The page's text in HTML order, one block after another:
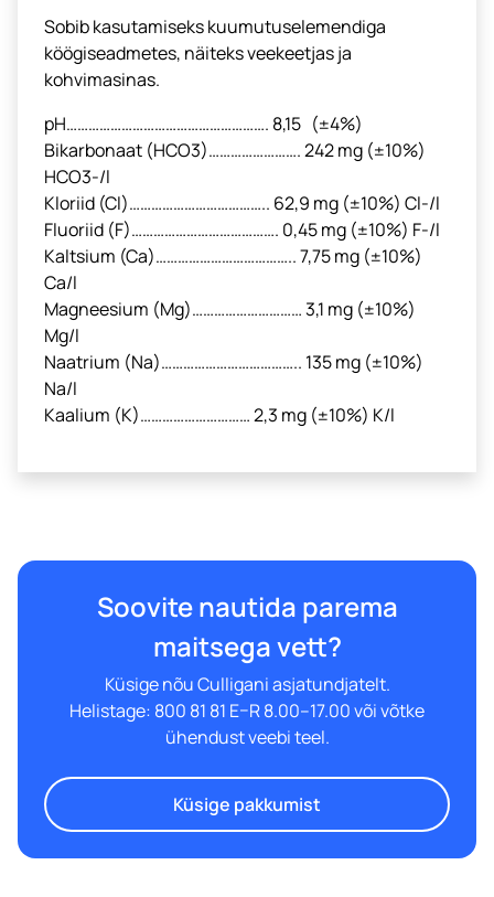
Sobib kasutamiseks kuumutuselemendiga
köögiseadmetes, näiteks veekeetjas ja
kohvimasinas.
pH………………………………………………. 8,15 (±4%)
Bikarbonaat (HCO3)……………………. 242 mg (±10%)
HCO3-/l
Kloriid (Cl)……………………………….. 62,9 mg (±10%) Cl-/l
Fluoriid (F)…………………………………. 0,45 mg (±10%) F-/l
Kaltsium (Ca)……………………………….. 7,75 mg (±10%)
Ca/l
Magneesium (Mg)………………………… 3,1 mg (±10%)
Mg/l
Naatrium (Na)……………………………….. 135 mg (±10%)
Na/l
Kaalium (K)………………………… 2,3 mg (±10%) K/l
Soovite nautida parema
maitsega vett?
Küsige nõu Culligani asjatundjatelt.
Helistage: 800 81 81 E–R 8.00–17.00 või võtke
ühendust veebi teel.
Küsige pakkumist